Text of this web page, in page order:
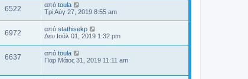
6522 από toula
Τρί Αύγ 27, 2019 8:55 am
6972 από stathisekp
Δευ Ιούλ 01, 2019 1:32 pm
6637 από toula
Παρ Μάιος 31, 2019 11:11 am